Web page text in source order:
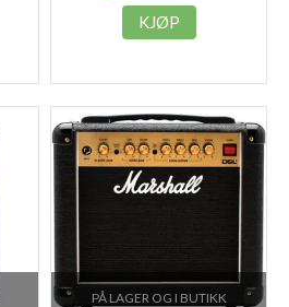
KJØP
PÅ LAGER OG I BUTIKK